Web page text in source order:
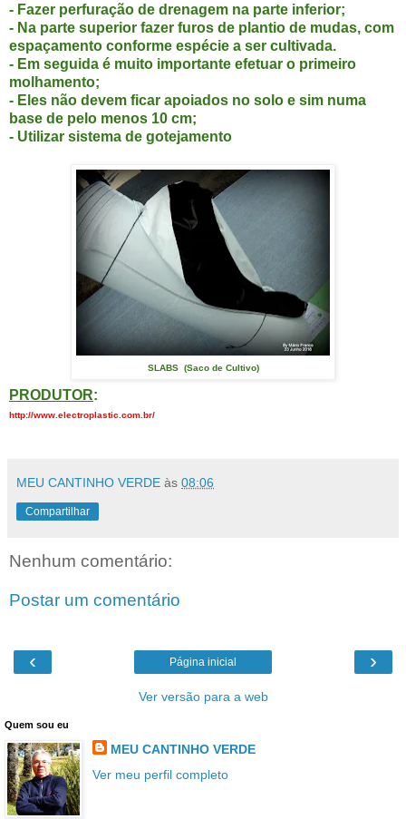
- Fazer perfuração de drenagem na parte inferior;
- Na parte superior fazer furos de plantio de mudas, com
espaçamento conforme espécie a ser cultivada.
- Em seguida é muito importante efetuar o primeiro
molhamento;
- Eles não devem ficar apoiados no solo e sim numa
base de pelo menos 10 cm;
- Utilizar sistema de gotejamento
SLABS (Saco de Cultivo)
PRODUTOR:
http://www.electroplastic.com.br/
MEU CANTINHO VERDE às 08:06
Compartilhar
Nenhum comentário:
Postar um comentário
‹ ›
Página inicial
Ver versão para a web
Quem sou eu
MEU CANTINHO VERDE
Ver meu perfil completo